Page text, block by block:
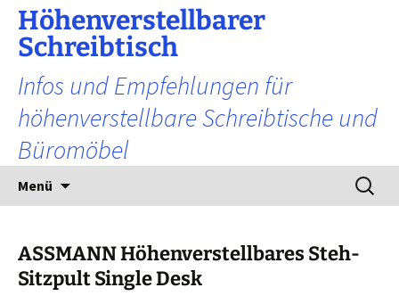
Zum
Inhalt
springen
Höhenverstellbarer
Schreibtisch
Infos und Empfehlungen für
höhenverstellbare Schreibtische und
Büromöbel
Menü
Suchen
nach:
ASSMANN Höhenverstellbares Steh-
Sitzpult Single Desk